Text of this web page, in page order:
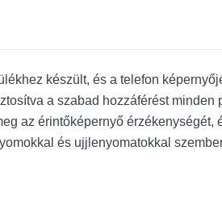
készült, és a telefon
a szabad hozzáférést
az érintőképernyő
és ujjlenyomatokkal